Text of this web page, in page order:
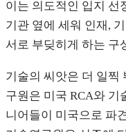
이는 의도적인 입지 선
기관 옆에 세워 인재,
서로 부딪히게 하는 구
기술의 씨앗은 더 일찍
구원은 미국 RCA와 기
니어들이 미국으로 파